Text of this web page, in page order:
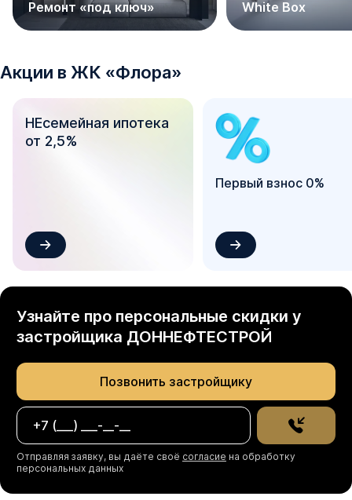
- Наземные многоуровневые парковки
- Уникальная благоустроенная, закрытая, современная
- Круглосуточное видеонаблюдение
- Детские площадки
- Зоны для отдыха
- Колясочные
- Новый формат эргономичных планировочных решений
комиссии и переплат!
Ремонт «под ключ» White Box
Акции в ЖК «Флора»
НЕсемейная ипотека
от 2,5%
Первый взнос 0%
Узнайте про персональные скидки у
застройщика ДОННЕФТЕСТРОЙ
Позвонить застройщику
Отправляя заявку, вы даёте своё согласие на обработку
персональных данных